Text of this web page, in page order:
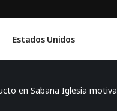
Estados Unidos
en Sabana Iglesia